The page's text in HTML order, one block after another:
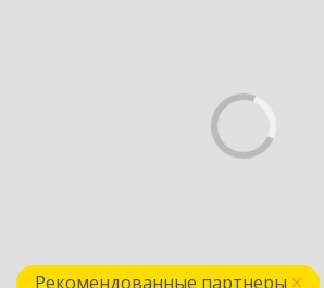
Рекомендованные партнеры